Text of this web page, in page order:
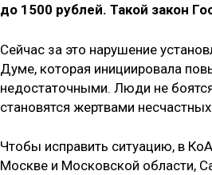
до 1500 рублей. Такой закон
Сейчас за это нарушение
Думе, которая инициировала
недостаточными. Люди не
становятся жертвами
Чтобы исправить ситуацию, в
Москве и Московской области,